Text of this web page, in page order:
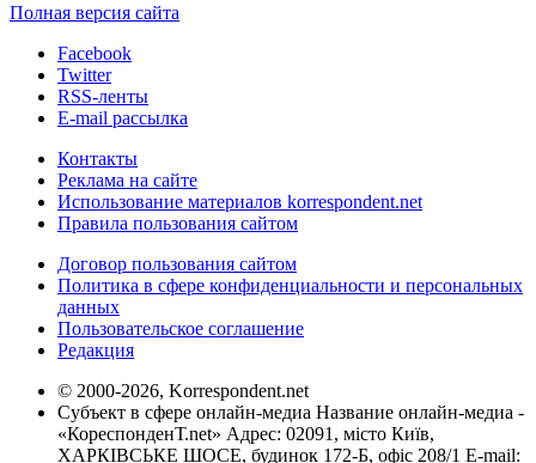
Полная версия сайта
Facebook
Twitter
RSS-ленты
E-mail рассылка
Контакты
Реклама на сайте
Использование материалов korrespondent.net
Правила пользования сайтом
Договор пользования сайтом
Политика в сфере конфиденциальности и персональных
данных
Пользовательское соглашение
Редакция
© 2000-2026, Korrespondent.net
Субъект в сфере онлайн-медиа Название онлайн-медиа -
«КореспонденТ.net» Адрес: 02091, місто Київ,
ХАРКІВСЬКЕ ШОСЕ, будинок 172-Б, офіс 208/1 E-mail: